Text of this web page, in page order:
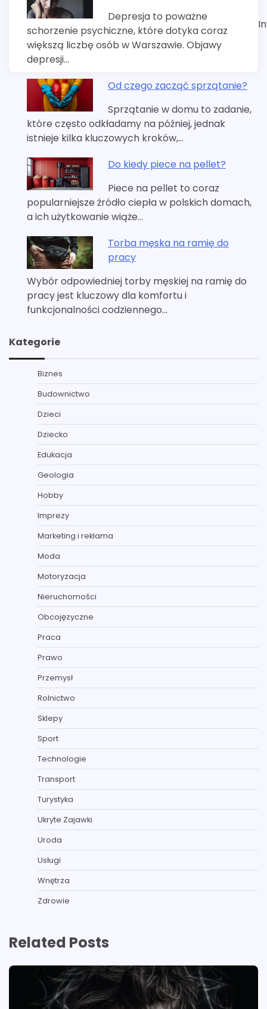
Depresja to poważne
schorzenie psychiczne, które dotyka coraz
większą liczbę osób w Warszawie. Objawy
depresji…
Od czego zacząć sprzątanie?
Sprzątanie w domu to zadanie,
które często odkładamy na później, jednak
istnieje kilka kluczowych kroków,…
Do kiedy piece na pellet?
Piece na pellet to coraz
popularniejsze źródło ciepła w polskich domach,
a ich użytkowanie wiąże…
Torba męska na ramię do
pracy
Wybór odpowiedniej torby męskiej na ramię do
pracy jest kluczowy dla komfortu i
funkcjonalności codziennego…
Kategorie
Biznes
Budownictwo
Dzieci
Dziecko
Edukacja
Geologia
Hobby
Imprezy
Marketing i reklama
Moda
Motoryzacja
Nieruchomości
Obcojęzyczne
Praca
Prawo
Przemysł
Rolnictwo
Sklepy
Sport
Technologie
Transport
Turystyka
Ukryte Zajawki
Uroda
Usługi
Wnętrza
Zdrowie
Related Posts